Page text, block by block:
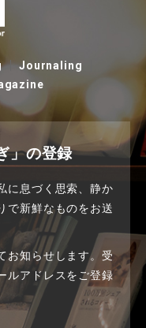
Journaling
」の登録
に息づく思索、静か
で新鮮なものをお送
お知らせします。受
ルアドレスをご登録